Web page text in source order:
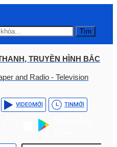
Tìm
TRUYỀN HÌNH BẮC
and Radio - Television
VIDEOMỚI TINMỚI